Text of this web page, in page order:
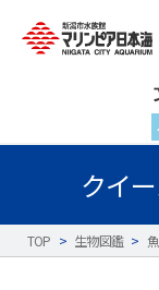
クイ
TOP > 生物図鑑 >